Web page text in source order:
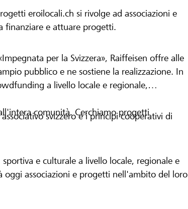
eroilocali.ch si rivolge ad associazioni e
finanziare e attuare progetti.
per la Svizzera», Raiffeisen offre alle
pubblico e ne sostiene la realizzazione. In
a livello locale e regionale,
comunità. Cerchiamo progetti
svizzero e i principi cooperativi di
e culturale a livello locale, regionale e
oggi associazioni e progetti nell'ambito del loro